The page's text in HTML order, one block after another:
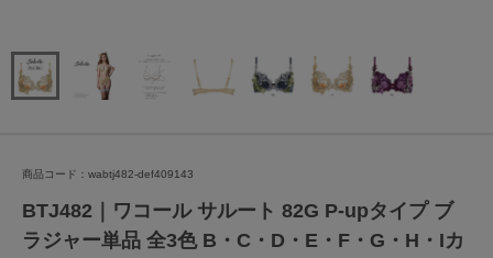
商品コード：wabtj482-def409143
BTJ482｜ワコール サルート 82G P-upタイプ ブ
ラジャー単品 全3色 B・C・D・E・F・G・H・Iカ